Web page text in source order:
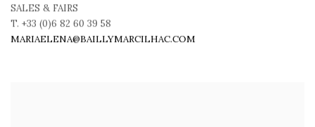
SALES & FAIRS
T. +33 (0)6 82 60 39 58
MARIAELENA@BAILLYMARCILHAC.COM